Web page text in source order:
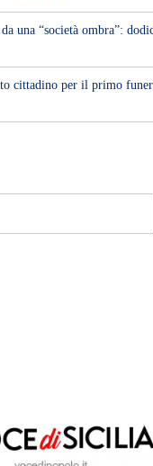
una “società ombra”:
cittadino per il primo